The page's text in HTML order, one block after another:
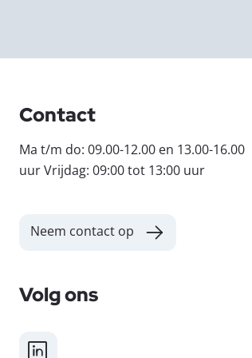
Contact
Ma t/m do: 09.00-12.00 en 13.00-16.00
uur Vrijdag: 09:00 tot 13:00 uur
Neem contact op
Volg ons
LinkedIn